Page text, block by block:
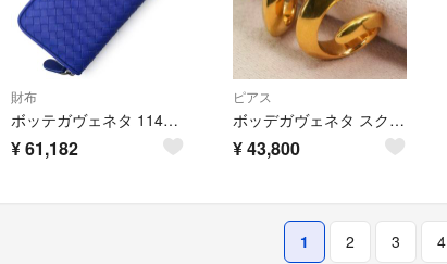
財布
ボッテガヴェネタ 114076 イントレチャート ラムスキン コバルトブルー ラウンドファスナー ジップ 長財布 レザー ガンメタル金具 BOTTEGA VENETA（未使用 展示品）
¥61,182
ピアス
ボッデガヴェネタ スクリュー フープ ピアス シルバー 箱付き/25-2605
¥43,800
1 2 3 4